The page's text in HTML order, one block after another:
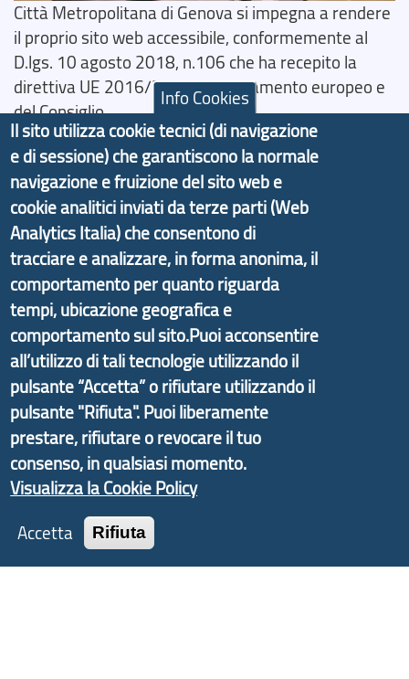
Città Metropolitana di Genova si impegna a rendere
il proprio sito web accessibile, conformemente al
D.lgs. 10 agosto 2018, n.106 che ha recepito la
direttiva UE 2016/2102 del Parlamento europeo e
del Consiglio.
Dichiarazione di Accessibilità
Il progetto Aree Interne
Il portale di marketing territoriale e sviluppo locale
di Genova Città Metropolitana si è sviluppato a
partire dal progetto nazionale Aree Interne
promosso dal Dipartimento per lo Sviluppo
Economico e finalizzato al rilancio socio-economico
delle valli dell’entroterra. In particolare fornisce
informazioni ed aggiornamenti sulla
d'Area Antola-Tigullio, in collaborazione con Regione
Liguria ed ANCI Liguria.
Info Cookies
Il sito utilizza cookie tecnici (di navigazione
e di sessione) che garantiscono la normale
navigazione e fruizione del sito web e
cookie analitici inviati da terze parti (Web
Analytics Italia) che consentono di
tracciare e analizzare, in forma anonima, il
comportamento per quanto riguarda
tempi, ubicazione geografica e
comportamento sul sito.Puoi acconsentire
all’utilizzo di tali tecnologie utilizzando il
pulsante “Accetta” o rifiutare utilizzando il
pulsante "Rifiuta". Puoi liberamente
prestare, rifiutare o revocare il tuo
consenso, in qualsiasi momento.
Visualizza la Cookie Policy
Accetta
Rifiuta